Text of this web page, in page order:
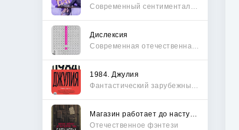
Дислексия
1984. Джулия
Отечественное фэнтези